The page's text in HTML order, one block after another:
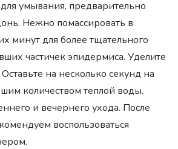
умывания, предварительно
Нежно помассировать в
минут для более тщательного
частичек эпидермиса. Уделите
на несколько секунд на
количеством теплой воды.
и вечернего ухода. После
воспользоваться